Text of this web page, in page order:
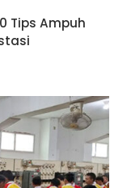
Tips Ampuh